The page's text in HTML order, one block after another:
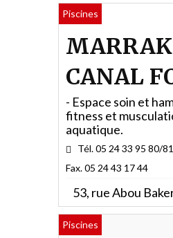
Piscines
CANAL
- Espace soin et
fitness et
aquatique.
Tél. 05 24 33 95 80/81
Fax. 05 24 43 17 44
53, rue Abou
Piscines